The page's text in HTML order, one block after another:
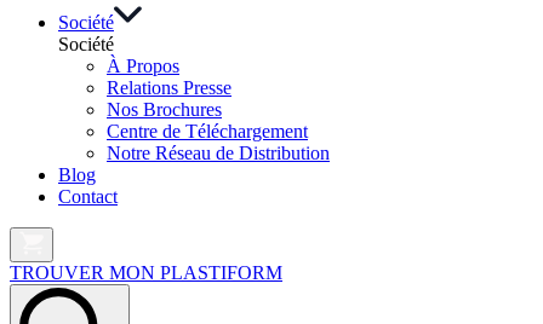
Société
Société
À Propos
Relations Presse
Nos Brochures
Centre de Téléchargement
Notre Réseau de Distribution
Blog
Contact
TROUVER MON PLASTIFORM